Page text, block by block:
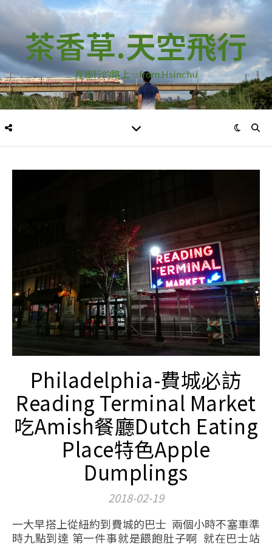
茶香草.天空飛行
在旅行的路上…from Hsinchu
Philadelphia-費城必訪
Reading Terminal Market
吃Amish餐廳Dutch Eating
Place特色Apple
Dumplings
2018-02-19
一大早搭上從紐約到費城的巴士 兩個小時不塞車準
時九點到達 第一件事就是餵飽肚子啊 就在巴士站